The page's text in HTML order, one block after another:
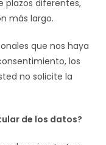
plazos diferentes,
más largo.
que nos haya
los
no solicite la
de los datos?